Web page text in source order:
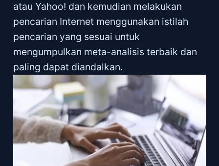
atau Yahoo! dan kemudian melakukan
pencarian Internet menggunakan istilah
pencarian yang sesuai untuk
mengumpulkan meta-analisis terbaik dan
paling dapat diandalkan.